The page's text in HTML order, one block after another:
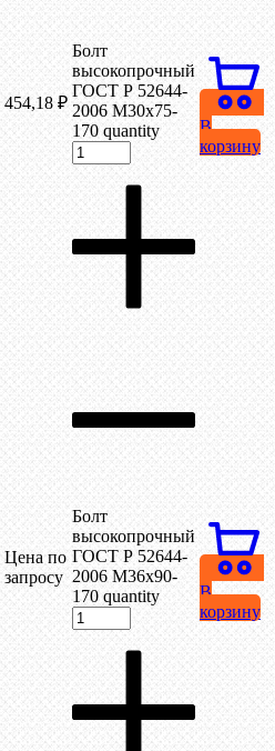
454,18 ₽
Болт
высокопрочный
ГОСТ Р 52644-
2006 М30х75-
170 quantity
В
корзину
Цена по
запросу
Болт
высокопрочный
ГОСТ Р 52644-
2006 М36х90-
170 quantity
В
корзину